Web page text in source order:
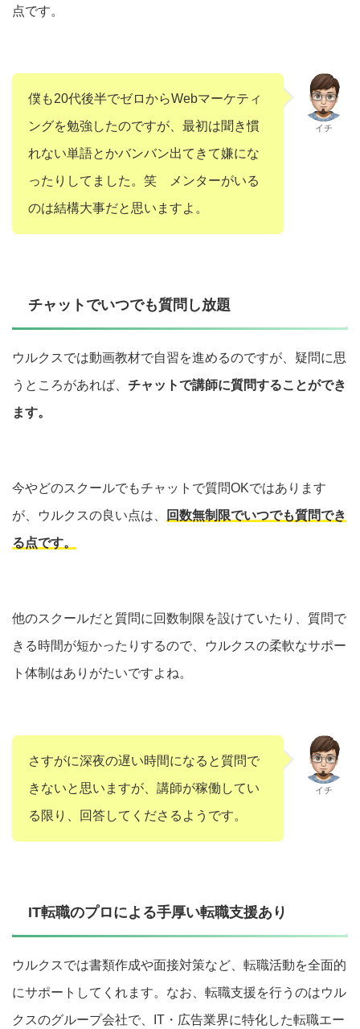
点です。
僕も20代後半でゼロからWebマーケティ
ングを勉強したのですが、最初は聞き慣
れない単語とかバンバン出てきて嫌にな
ったりしてました。笑 メンターがいる
のは結構大事だと思いますよ。
イチ
チャットでいつでも質問し放題
ウルクスでは動画教材で自習を進めるのですが、疑問に思
うところがあれば、 チャットで講師に質問することができ
ます。
今やどのスクールでもチャットで質問OKではあります
が、ウルクスの良い点は、
回数無制限でいつでも質問でき
る点です。
他のスクールだと質問に回数制限を設けていたり、質問で
きる時間が短かったりするので、ウルクスの柔軟なサポー
ト体制はありがたいですよね。
さすがに深夜の遅い時間になると質問で
きないと思いますが、講師が稼働してい
る限り、回答してくださるようです。
イチ
IT転職のプロによる手厚い転職支援あり
ウルクスでは書類作成や面接対策など、転職活動を全面的
にサポートしてくれます。なお、転職支援を行うのはウル
クスのグループ会社で、IT・広告業界に特化した転職エー